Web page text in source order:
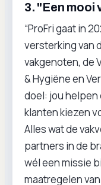
3. "Een mooi
“ProFri gaat in
versterking van
vakgenoten, de
& Hygiëne en
doel: jou helpen
klanten kiezen
Alles wat de
partners in de
wél een missie
maatregelen